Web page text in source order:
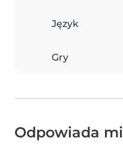
Język
Gry
Odpowiada mi